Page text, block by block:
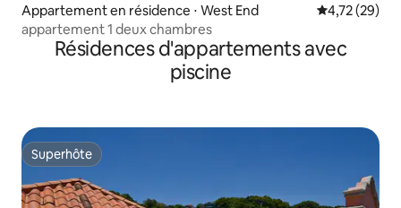
Appartement en résidence ⋅ West End Évaluation
4,72 (29)
appartement 1 deux chambres
Résidences d'appartements avec
piscine
Superhôte
Superhôte